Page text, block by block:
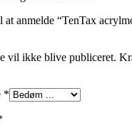
anmelde “TenTax
vil ikke blive publiceret.
*